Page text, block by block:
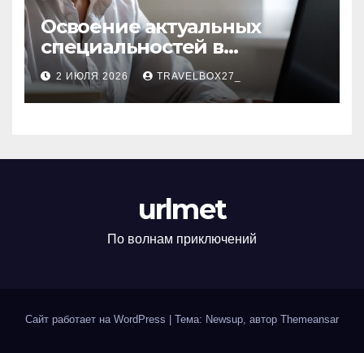
Освоение актуальных
специальностей в
дистанционном формате
2 ИЮЛЯ 2026 TRAVELBOX27_
urlmet
По волнам приключений
Сайт работает на WordPress Тема: Newsup, автор Themeansar